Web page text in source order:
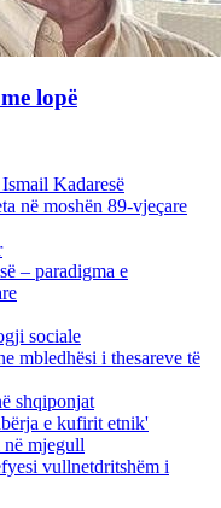
lopë
Kadaresë
në moshën 89-vjeçare
– paradigma e
sociale
mbledhësi i thesareve të
shqiponjat
e kufirit etnik'
mjegull
vullnetdritshëm i